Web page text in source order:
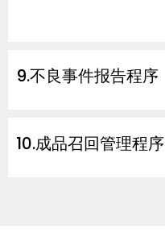
9.不良事件报告程序
10.成品召回管理程序